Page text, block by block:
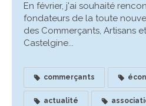
En février, j'ai souhaité
fondateurs de la toute
des Commerçants, Artisans
Castelgine...
commerçants
actualité